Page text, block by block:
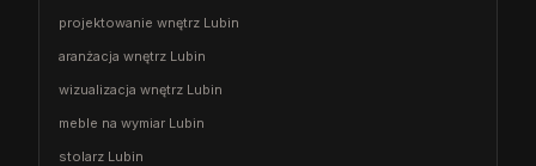
projektowanie wnętrz Lubin
aranżacja wnętrz Lubin
wizualizacja wnętrz Lubin
meble na wymiar Lubin
stolarz Lubin